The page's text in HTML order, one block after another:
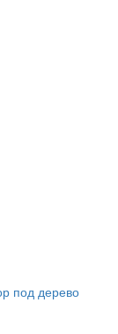
под дерево